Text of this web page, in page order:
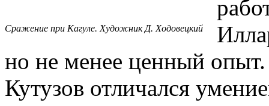
Сражение при Кагуле. Художник Д. Ходовецкий
но не менее ценный
Кутузов отличался